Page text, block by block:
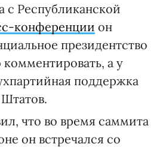
с Республиканской
конференции он
президентство
а у
поддержка
что во время саммита
он встречался со